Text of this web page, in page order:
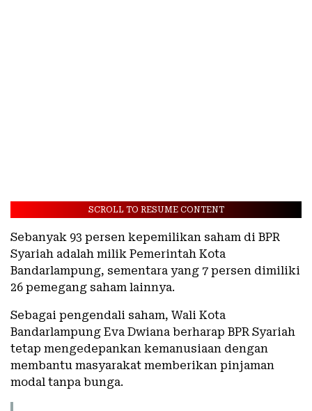
SCROLL TO RESUME CONTENT
Sebanyak 93 persen kepemilikan saham di BPR
Syariah adalah milik Pemerintah Kota
Bandarlampung, sementara yang 7 persen dimiliki
26 pemegang saham lainnya.
Sebagai pengendali saham, Wali Kota
Bandarlampung Eva Dwiana berharap BPR Syariah
tetap mengedepankan kemanusiaan dengan
membantu masyarakat memberikan pinjaman
modal tanpa bunga.